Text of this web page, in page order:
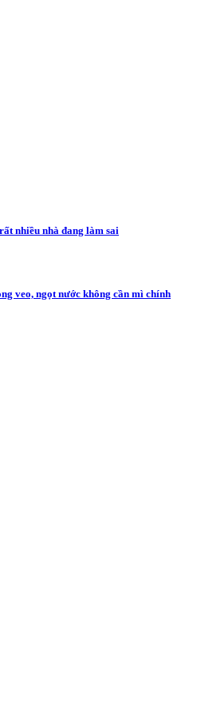
nhiều nhà đang làm sai
veo, ngọt nước không cần mì chính